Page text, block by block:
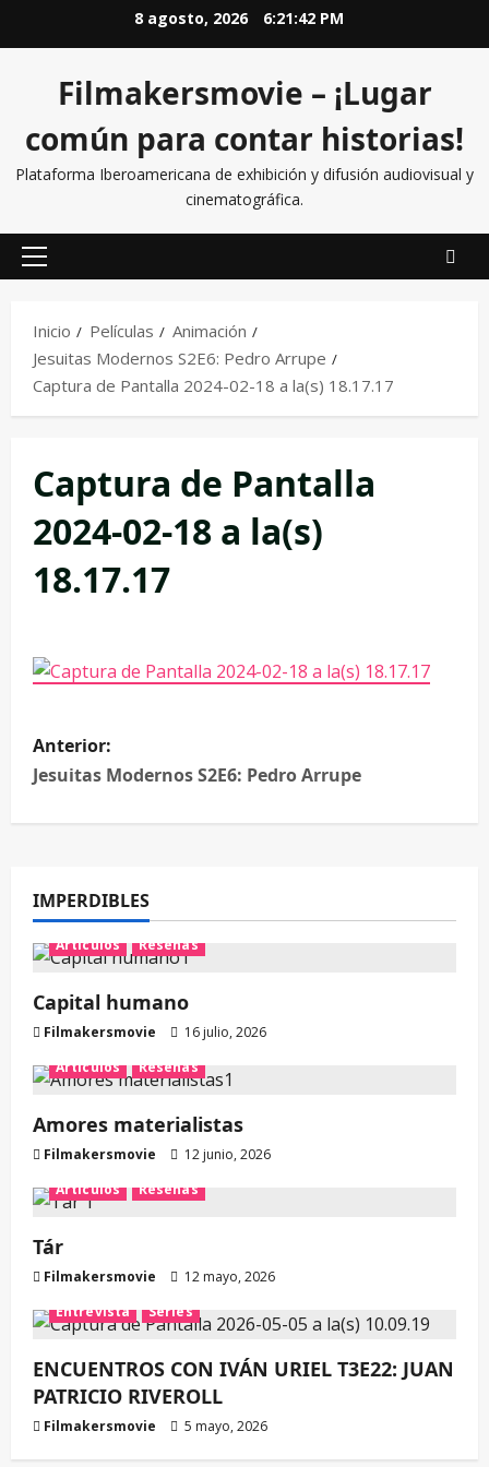
8 agosto, 2026 6:21:42 PM
Filmakersmovie – ¡Lugar
común para contar historias!
Plataforma Iberoamericana de exhibición y difusión audiovisual y
cinematográfica.
Inicio Películas
Animación
Jesuitas Modernos S2E6: Pedro Arrupe
Captura de Pantalla 2024-02-18 a la(s) 18.17.17
Captura de Pantalla
2024-02-18 a la(s)
18.17.17
Anterior:
Jesuitas Modernos S2E6: Pedro Arrupe
IMPERDIBLES
Artículos Reseñas
Capital humano
Filmakersmovie
16 julio, 2026
Artículos
Reseñas
Amores materialistas
Filmakersmovie
12 junio, 2026
Artículos
Reseñas
Tár
Filmakersmovie
12 mayo, 2026
Entrevista
Series
ENCUENTROS CON IVÁN URIEL T3E22: JUAN
PATRICIO RIVEROLL
Filmakersmovie 5 mayo, 2026